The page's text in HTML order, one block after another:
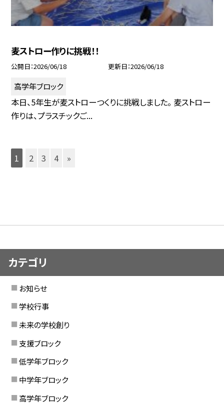
麦ストロー作りに挑戦！！
公開日 2026/06/18 更新日 2026/06/18
高学年ブロック
本日、5年生が麦ストローつくりに挑戦しました。 麦ストロー
作りは、プラスチックご...
1 2 3 4 »
カテゴリ
お知らせ
学校行事
未来の学校創り
支援ブロック
低学年ブロック
中学年ブロック
高学年ブロック